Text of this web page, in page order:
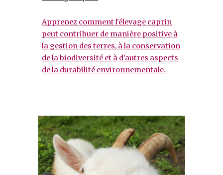
Apprenez comment l'élevage caprin
peut contribuer de manière positive à
la gestion des terres, à la conservation
de la biodiversité et à d'autres aspects
de la durabilité environnementale.